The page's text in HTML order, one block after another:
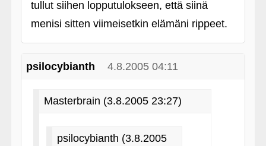
tullut siihen lopputulokseen, että siinä
menisi sitten viimeisetkin elämäni rippeet.
psilocybianth 4.8.2005 04:11
Masterbrain (3.8.2005 23:27)
psilocybianth (3.8.2005